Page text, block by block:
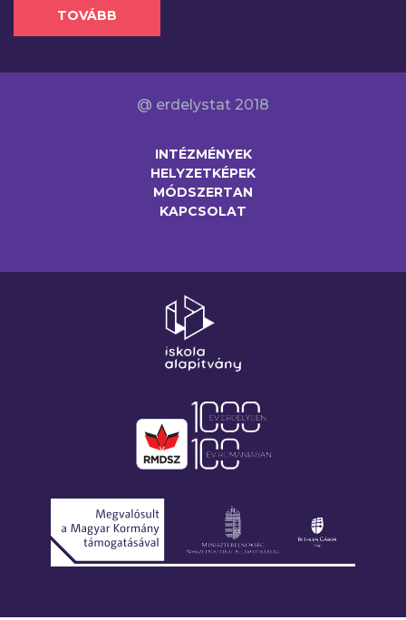
TOVÁBB
@ erdelystat 2018
INTÉZMÉNYEK
HELYZETKÉPEK
MÓDSZERTAN
KAPCSOLAT